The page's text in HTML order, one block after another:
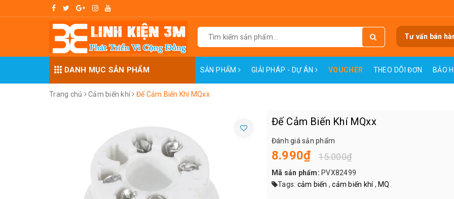
Tư vấn bán
DANH MỤC SẢN PHẨM SẢN PHẨM GIẢI PHÁP - DỰ ÁN VOUCHER THEO DÕI ĐƠN BẢO
Trang chủ Cảm biến khí Đế Cảm Biến Khí MQxx
Đế Cảm Biến Khí MQxx
Đánh giá sản phẩm
8.990₫ 15.000₫
Mã sản phẩm: PVX82499
Tags: cảm biến ,cảm biến khí , MQ